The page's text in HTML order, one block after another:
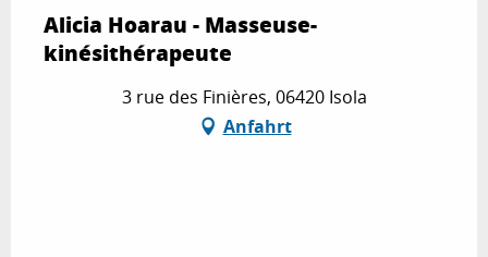
Alicia Hoarau - Masseuse-
kinésithérapeute
3 rue des Finières, 06420 Isola
Anfahrt